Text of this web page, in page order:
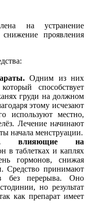
на устранение
проявления
Одним из них
способствует
груди на должном
этому исчезают
используют местно,
Лечение начинают
начала менструации.
влияющие на
в таблетках и каплях
гормонов, снижая
Средство принимают
без перерыва. Оно
но результат
как препарат имеет